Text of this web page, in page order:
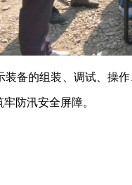
备的组装、调试、操
防汛安全屏障。